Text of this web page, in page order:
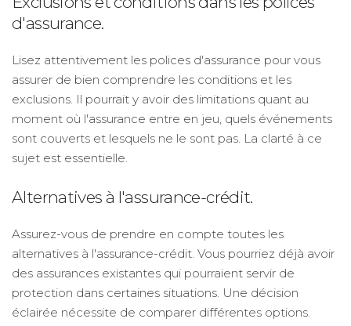
d'assurance.
Lisez attentivement les polices d'assurance pour vous
assurer de bien comprendre les conditions et les
exclusions. Il pourrait y avoir des limitations quant au
moment où l'assurance entre en jeu, quels événements
sont couverts et lesquels ne le sont pas. La clarté à ce
sujet est essentielle.
Alternatives à l'assurance-crédit.
Assurez-vous de prendre en compte toutes les
alternatives à l'assurance-crédit. Vous pourriez déjà avoir
des assurances existantes qui pourraient servir de
protection dans certaines situations. Une décision
éclairée nécessite de comparer différentes options.